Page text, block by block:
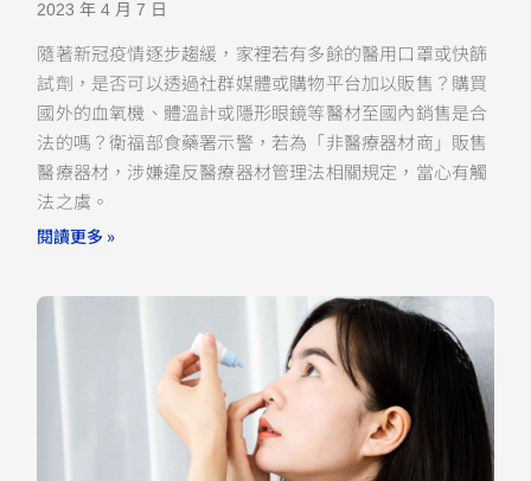
2023 年 4 月 7 日
隨著新冠疫情逐步趨緩，家裡若有多餘的醫用口罩或快篩
試劑，是否可以透過社群媒體或購物平台加以販售？購買
國外的血氧機、體溫計或隱形眼鏡等醫材至國內銷售是合
法的嗎？衛福部食藥署示警，若為「非醫療器材商」販售
醫療器材，涉嫌違反醫療器材管理法相關規定，當心有觸
法之虞。
閱讀更多 »